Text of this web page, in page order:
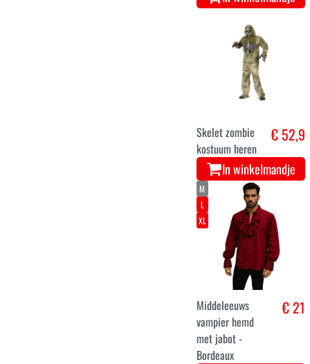
Skelet zombie
kostuum heren
€ 52,9
In winkelmandje
M
L
XL
Middeleeuws
vampier hemd
met jabot -
Bordeaux
€ 21